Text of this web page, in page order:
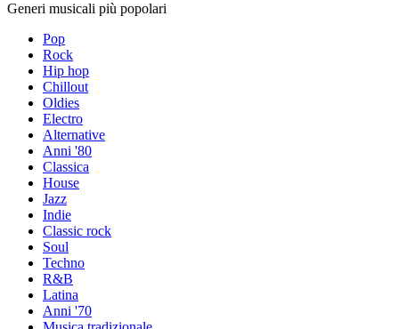
Generi musicali più popolari
Pop
Rock
Hip hop
Chillout
Oldies
Electro
Alternative
Anni '80
Classica
House
Jazz
Indie
Classic rock
Soul
Techno
R&B
Latina
Anni '70